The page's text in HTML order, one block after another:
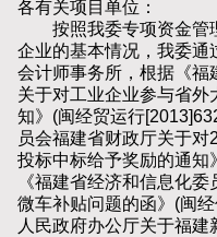
各有关项目单位：
按照我委专项资金管
企业的基本情况，我委通
会计师事务所，根据《福
关于对工业企业参与省外
知》(闽经贸运行
员会福建省财政厅关于
投标中标给予奖励的通知
《福建省经济和信息化
微车补贴问题的函》(闽
人民政府办公厅关于福